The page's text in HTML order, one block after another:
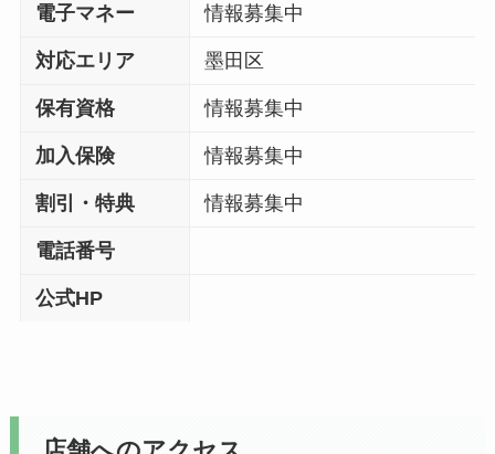
電子マネー 情報募集中
対応エリア 墨田区
保有資格 情報募集中
加入保険 情報募集中
割引・特典 情報募集中
電話番号
公式HP